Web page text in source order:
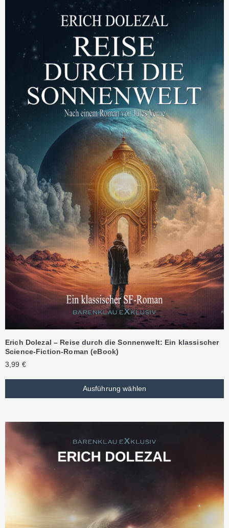
Erich Dolezal – Reise durch die Sonnenwelt: Ein klassischer
Science-Fiction-Roman (eBook)
3,99 €
Ausführung wählen